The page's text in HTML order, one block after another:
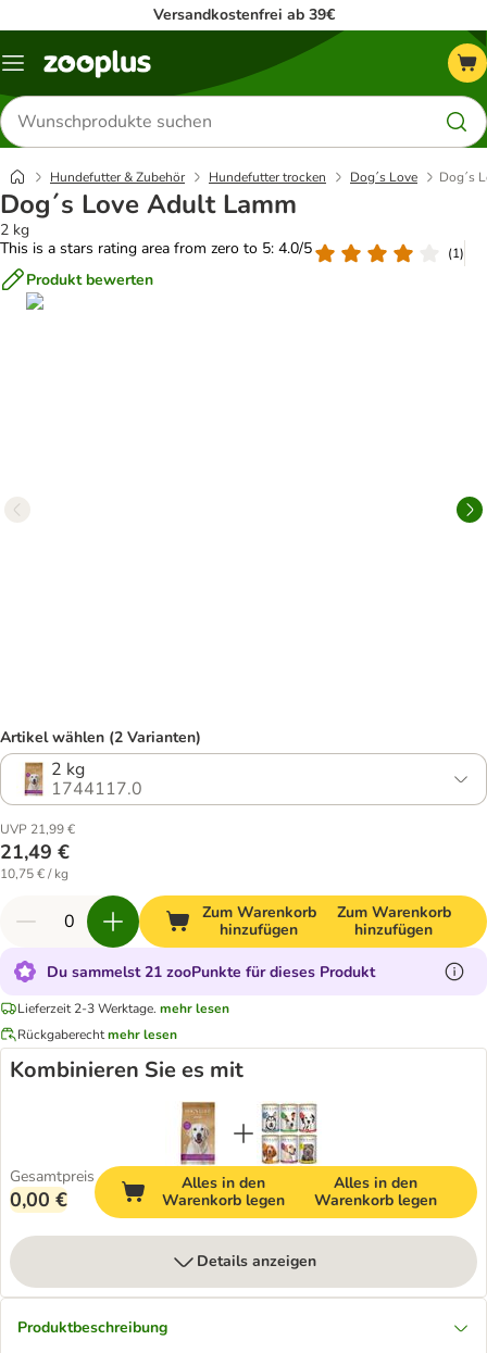
Versandkostenfrei ab 39€
Menü
Produkte
suchen
Hundefutter & Zubehör Hundefutter trocken Dog´s Love Dog´s
Dog´s Love Adult Lamm
2 kg
This is a stars rating area from zero to 5: 4.0/5
(1)
Produkt bewerten
Artikel wählen (2 Varianten)
2 kg
1744117.0
UVP 21,99 €
21,49 €
10,75 € / kg
Zum Warenkorb
hinzufügen
Zum Warenkorb
hinzufügen
Du sammelst 21 zooPunkte für dieses Produkt
Lieferzeit 2-3 Werktage. mehr lesen
Rückgaberechtmehr lesen
Kombinieren Sie es mit
Gesamtpreis
0,00 €
Alles in den
Warenkorb legen
Alles in den
Warenkorb legen
Details anzeigen
Produktbeschreibung